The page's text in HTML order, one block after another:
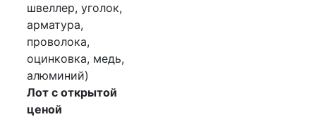
швеллер, уголок,
арматура,
проволока,
оцинковка, медь,
алюминий)
Лот с открытой
ценой